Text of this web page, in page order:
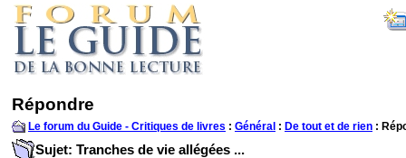
Répondre
Le forum du Guide - Critiques de livres : Général : De tout et de rien :
Sujet: Tranches de vie allégées ...